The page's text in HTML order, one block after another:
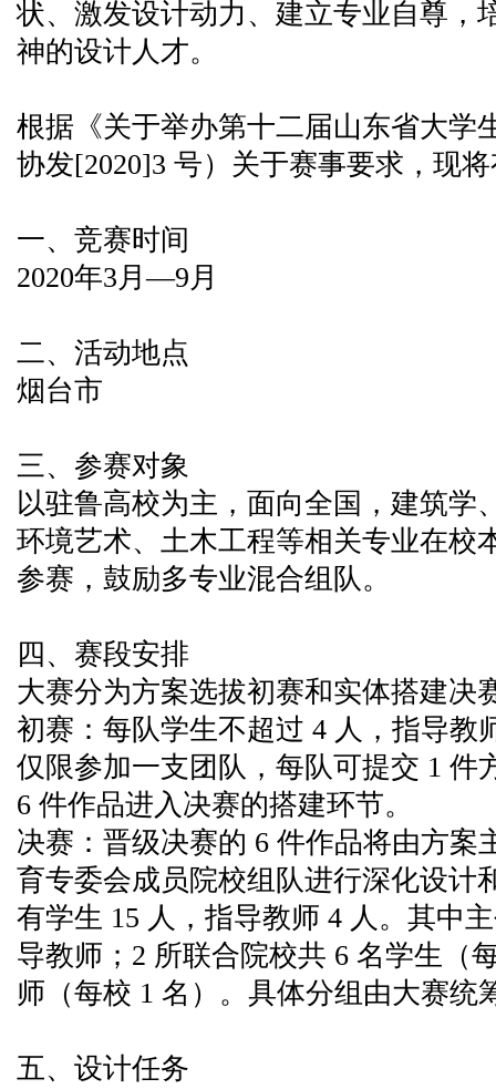
状、激发设计动力、建立专业自尊，
神的设计人才。
根据《关于举办第十二届山东省大学
协发[2020]3 号）关于赛事要求，现
一、竞赛时间
2020年3月—9月
二、活动地点
烟台市
三、参赛对象
以驻鲁高校为主，面向全国，建筑学
环境艺术、土木工程等相关专业在校
参赛，鼓励多专业混合组队。
四、赛段安排
大赛分为方案选拔初赛和实体搭建决
初赛：每队学生不超过 4 人，指导教
仅限参加一支团队，每队可提交 1 件
6 件作品进入决赛的搭建环节。
决赛：晋级决赛的 6 件作品将由方案
育专委会成员院校组队进行深化设计
有学生 15 人，指导教师 4 人。其中
导教师；2 所联合院校共 6 名学生（
师（每校 1 名）。具体分组由大赛统
五、设计任务